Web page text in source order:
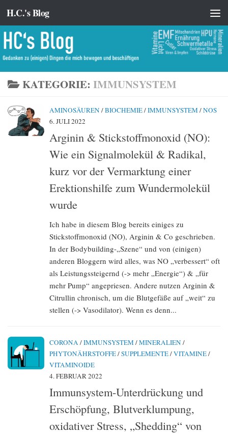
Zum Inhalt springen
H.C.'s Blog
KATEGORIE: IMMUNSYSTEM
AMINOSÄUREN /BIOCHEMIE/IMMUNSYSTEM /NOS
6. JULI 2022
Arginin & Stickstoffmonoxid (NO):
Wie ein Signalmolekül & Radikal,
kurz vor der Vermarktung einer
Erektionshilfe zum Wundermolekül
wurde
Ich habe in diesem Blog bereits einiges zu
Stickstoffmonoxid (NO), Arginin & Co geschrieben.
In der Bodybuilding-„Szene“ und von (einigen)
anderen Bloggern wird alles, was NO „verbessert“ oft
als Leistungssteigernd (-> mehr „Energie“) & „für
mehr Pump“ angepriesen. Andere nutzen Arginin &
Citrullin chronisch, um die Blutgefäße auf „weit“ zu
stellen (-> Vasodilator). Wenn es denn...
CORONA /IMMUNSYSTEM /MINERALIEN /
PHYTONÄHRSTOFFE/SUPPLEMENTE/VITAMINE/
VITAMINOIDE
4. FEBRUAR 2022
Immunsystem-Unterdrückung und
Erschöpfung, Blutverklumpung,
oxidativer Stress, „Shedding“ von